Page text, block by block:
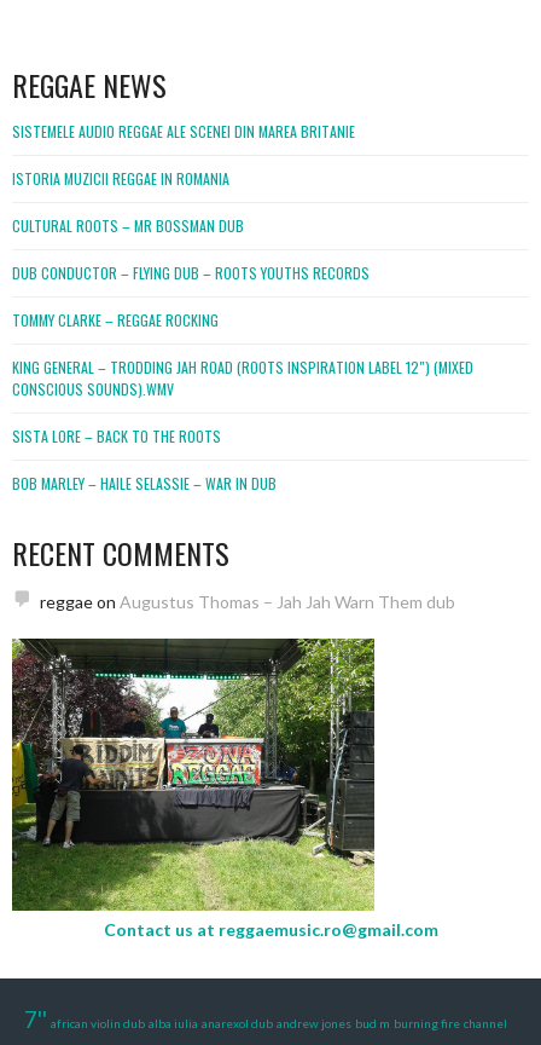
REGGAE NEWS
SISTEMELE AUDIO REGGAE ALE SCENEI DIN MAREA BRITANIE
ISTORIA MUZICII REGGAE IN ROMANIA
CULTURAL ROOTS – MR BOSSMAN DUB
DUB CONDUCTOR – FLYING DUB – ROOTS YOUTHS RECORDS
TOMMY CLARKE – REGGAE ROCKING
KING GENERAL – TRODDING JAH ROAD (ROOTS INSPIRATION LABEL 12″) (MIXED
CONSCIOUS SOUNDS).WMV
SISTA LORE – BACK TO THE ROOTS
BOB MARLEY – HAILE SELASSIE – WAR IN DUB
RECENT COMMENTS
reggaeon Augustus Thomas – Jah Jah Warn Them dub
Contact us at reggaemusic.ro@gmail.com
7'' african violin dub alba iulia anarexol dub andrew jones bud m burning fire channel